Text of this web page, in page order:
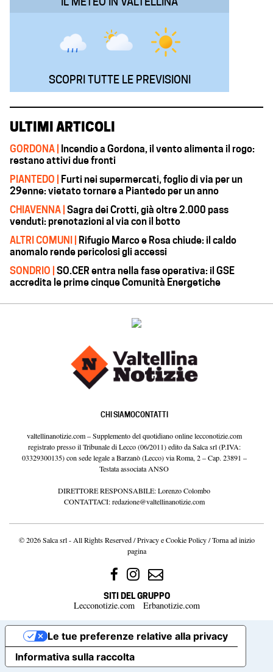
SCOPRI TUTTE LE PREVISIONI
ULTIMI ARTICOLI
GORDONA |
Incendio a Gordona, il vento alimenta il rogo:
restano attivi due fronti
PIANTEDO |
Furti nei supermercati, foglio di via per un
29enne: vietato tornare a Piantedo per un anno
CHIAVENNA | Sagra dei Crotti, già oltre 2.000 pass
venduti: prenotazioni al via con il botto
ALTRI COMUNI |
Rifugio Marco e Rosa chiude: il caldo
anomalo rende pericolosi gli accessi
SONDRIO | SO.CER entra nella fase operativa: il GSE
accredita le prime cinque Comunità Energetiche
CHI SIAMOCONTATTI
valtellinanotizie.com – Supplemento del quotidiano online lecconotizie.com
registrato presso il Tribunale di Lecco (06/2011) edito da Salca srl (P.IVA:
03329300135) con sede legale a Barzanò (Lecco) via Roma, 2 – Cap. 23891 –
Testata associata ANSO
DIRETTORE RESPONSABILE: Lorenzo Colombo
CONTATTACI:redazione@valtellinanotizie.com
© 2026 Salca srl - All Rights Reserved /Privacy e Cookie Policy/Torna ad inizio
pagina
SITI DEL GRUPPO
Lecconotizie.com Erbanotizie.com
Informativa sulla raccolta
Le tue preferenze relative alla privacy